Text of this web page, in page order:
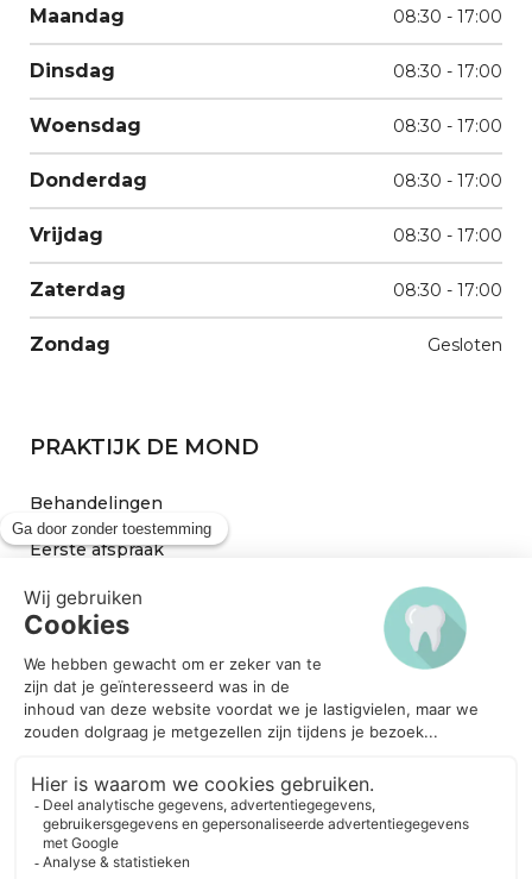
Maandag 08:30 - 17:00
Dinsdag 08:30 - 17:00
Woensdag 08:30 - 17:00
Donderdag 08:30 - 17:00
Vrijdag 08:30 - 17:00
Zaterdag 08:30 - 17:00
Zondag Gesloten
PRAKTIJK DE MOND
Behandelingen
Eerste afspraak
Preventie behandeling
Tandvlees behandeling
Tanden bleken
PATIENTENINFORMATIE
Afspraak maken / Inschrijven